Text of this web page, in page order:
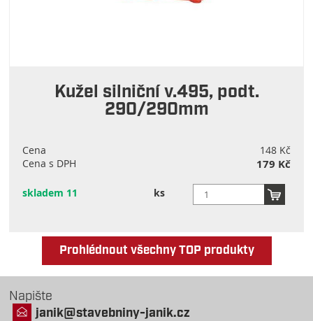
Kužel silniční v.495, podt.
290/290mm
Cena
148 Kč
Cena s DPH
179 Kč
skladem 11 ks
Prohlédnout všechny TOP produkty
Napište
janik@stavebniny-janik.cz